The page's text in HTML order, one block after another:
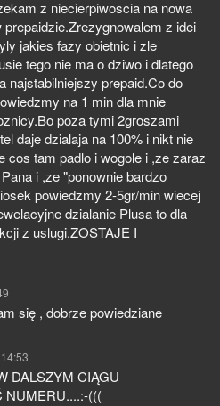
z niecierpiwoscia na nowa
z idei
jakies fazy obietnic i zle
tego nie ma o dziwo i dlatego
najstabilniejszy prepaid.Co do
na 1 min dla mnie
poza tymi 2groszami
daje dzialaja na 100% i nikt nie
cos tam padlo i wogole i ,ze zaraz
i ,ze "ponownie bardzo
powiedzmy 2-5gr/min wiecej
dzialanie Plusa to dla
z uslugi.ZOSTAJE I
się , dobrze powiedziane
DALSZYM CIĄGU
NUMERU....:-(((